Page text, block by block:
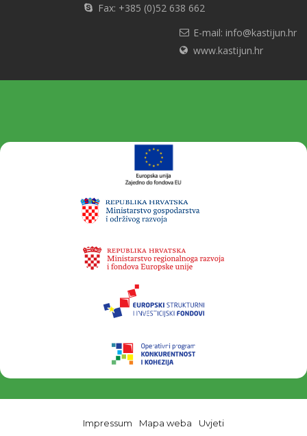
Fax: +385 (0)52 638 662
E-mail: info@kastijun.hr
www.kastijun.hr
Impressum Mapa weba Uvjeti